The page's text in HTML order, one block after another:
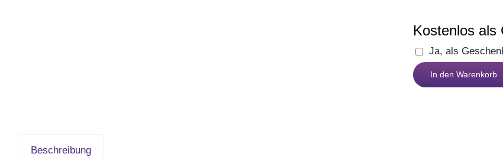
Kostenlos als
Ja, als
Sektglas
18
In den Warenkorb
Beschreibung